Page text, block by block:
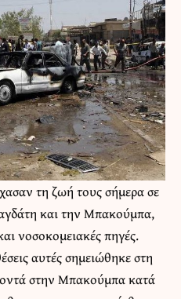
τη ζωή τους σήμερα σε
και την Μπακούμπα,
νοσοκομειακές πηγές.
αυτές σημειώθηκε στη
στην Μπακούμπα κατά